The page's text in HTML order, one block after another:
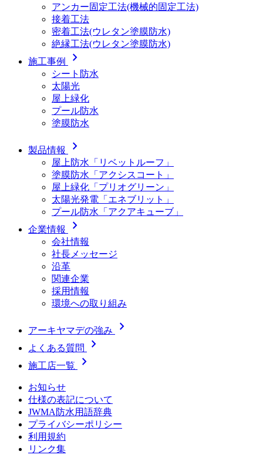
アンカー固定工法(機械的固定工法)
接着工法
密着工法(ウレタン塗膜防水)
絶縁工法(ウレタン塗膜防水)
施工事例
chevron_right
シート防水
太陽光
屋上緑化
プール防水
塗膜防水
製品情報 chevron_right
屋上防水「リベットルーフ」
塗膜防水「アクシスコート」
屋上緑化「プリオグリーン」
太陽光発電「エネブリット」
プール防水「アクアキューブ」
企業情報
chevron_right
会社情報
社長メッセージ
沿革
関連企業
採用情報
環境への取り組み
アーキヤマデの強み chevron_right
よくある質問 chevron_right
施工店一覧 chevron_right
お知らせ
仕様の表記について
JWMA防水用語辞典
プライバシーポリシー
利用規約
リンク集